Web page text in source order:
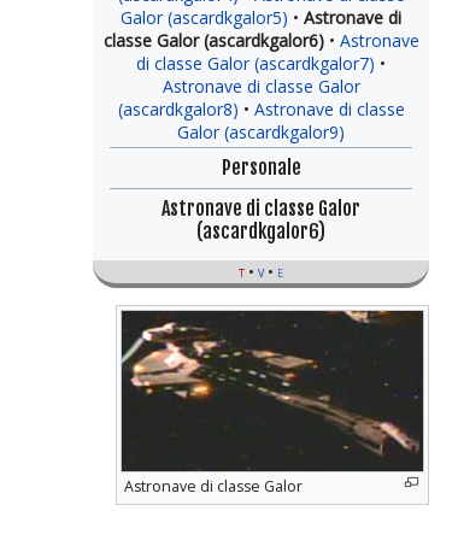
Galor (ascardkgalor5)
Astronave di
classe Galor (ascardkgalor6)
Astronave
di classe Galor (ascardkgalor7)
Astronave di classe Galor
(ascardkgalor8)
Astronave di classe
Galor (ascardkgalor9)
Personale
Astronave di classe Galor
(ascardkgalor6)
t v e
Astronave di classe Galor